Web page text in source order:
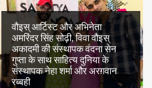
वौइस् आर्टिस्ट और अभिनेता
अमरिंदर सिंह सोढ़ी, विवा वौइस्
अकादमी की संस्थापक वंदना सेन
गुप्ता के साथ साहित्य दुनिया के
संस्थापक नेहा शर्मा और अरग़वान
रब्बही